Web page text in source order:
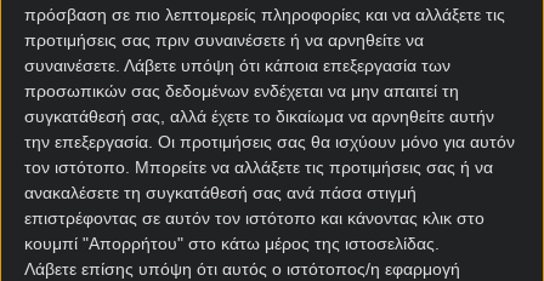
πρόσβαση σε πιο λεπτομερείς πληροφορίες και να αλλάξετε τις
προτιμήσεις σας πριν συναινέσετε ή να αρνηθείτε να
συναινέσετε. Λάβετε υπόψη ότι κάποια επεξεργασία των
προσωπικών σας δεδομένων ενδέχεται να μην απαιτεί τη
συγκατάθεσή σας, αλλά έχετε το δικαίωμα να αρνηθείτε αυτήν
την επεξεργασία. Οι προτιμήσεις σας θα ισχύουν μόνο για αυτόν
τον ιστότοπο. Μπορείτε να αλλάξετε τις προτιμήσεις σας ή να
ανακαλέσετε τη συγκατάθεσή σας ανά πάσα στιγμή
επιστρέφοντας σε αυτόν τον ιστότοπο και κάνοντας κλικ στο
κουμπί "Απορρήτου" στο κάτω μέρος της ιστοσελίδας.
Λάβετε επίσης υπόψη ότι αυτός ο ιστότοπος/η εφαρμογή
του Πασκουάλ, αφού και η φημολογούμενη
επιστροφή του ηγέτη Σβεντ στην πραγματικότητα
δεν αναμένεται να αλλάξει πολλά στην εικόνα των
γηπεδούχων. Αν η Ζενίτ ελέγξει την κατάσταση και
φέρει το ματς σε χαμηλό σκορ, δεν αναμένεται να
ζοριστεί.
[desktopbanner1 text=”Interwetten, το παιχνίδι σου
καλύτερο ΕΔΩ!” etairia=”Interwetten” oroi=”21+ |
MGA” ]